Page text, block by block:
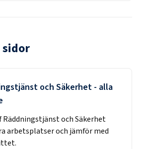
sidor
och Säkerhet - alla
Räddningstjänst och Säkerhet
arbetsplatser och jämför med